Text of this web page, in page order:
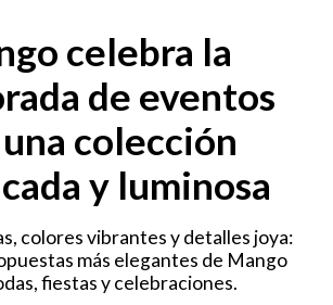
celebra la
de eventos
colección
y luminosa
colores vibrantes y detalles joya:
más elegantes de Mango
fiestas y celebraciones.